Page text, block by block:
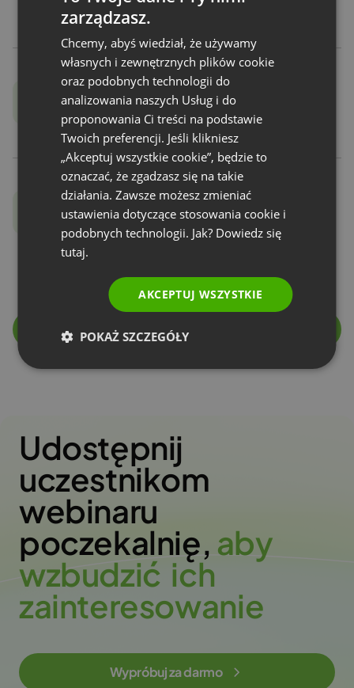
webinaru
Dostosuj wygląd poczekalni
za pomocą intuicyjnego narzędzia do edycji
Dodaj własne logo
oraz firmowe kolory
i nadaj poczekalni indywidualny charakter.
Zobacz wszystkie funkcje
Udostępnij
uczestnikom
webinaru
poczekalnię, aby
wzbudzić ich
zainteresowanie
Wypróbuj za darmo
FRENCH
RUSSIAN
SPANISH
ITALIAN
zarządzasz.
Chcemy, abyś wiedział, że używamy
własnych i zewnętrznych plików cookie
oraz podobnych technologii do
analizowania naszych Usług i do
proponowania Ci treści na podstawie
Twoich preferencji. Jeśli klikniesz
„Akceptuj wszystkie cookie”, będzie to
oznaczać, że zgadzasz się na takie
działania. Zawsze możesz zmieniać
ustawienia dotyczące stosowania cookie i
podobnych technologii. Jak? Dowiedz się
tutaj.
AKCEPTUJ WSZYSTKIE
POKAŻ SZCZEGÓŁY